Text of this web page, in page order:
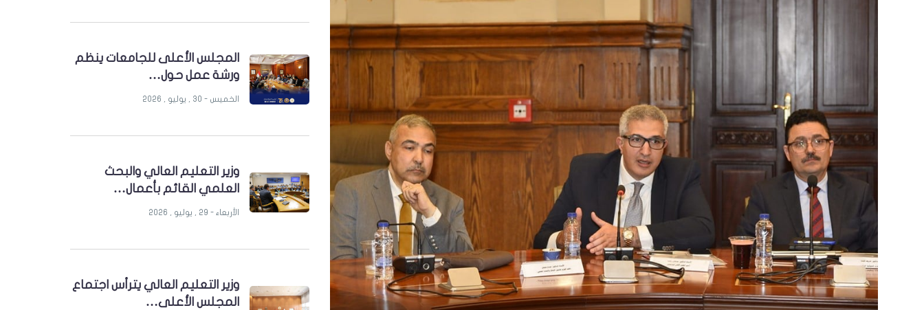
المجلس الأعلى للجامعات ينظم
ورشة عمل حول…
الخميس - 30 , يوليو , 2026
وزير التعليم العالي والبحث
العلمي القائم بأعمال…
الأربعاء - 29 , يوليو , 2026
وزير التعليم العالي يترأس اجتماع
المجلس الأعلى…